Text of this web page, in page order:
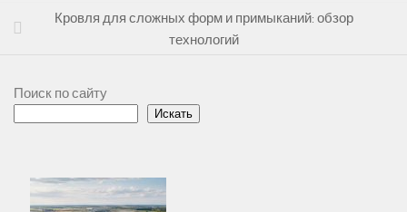
Кровля для сложных форм и примыканий: обзор
технологий
Поиск по сайту
Искать